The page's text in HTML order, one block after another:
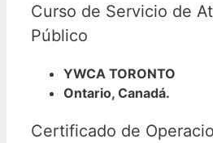
Curso de Servicio de
Público
YWCA TORONTO
Ontario, Canadá.
Certificado de